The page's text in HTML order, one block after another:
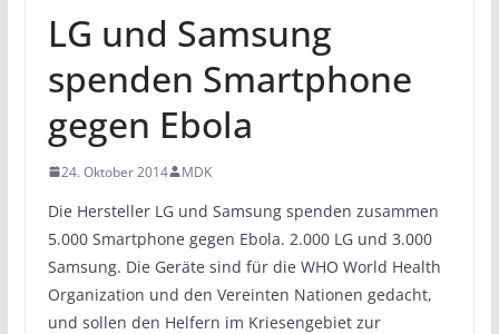
LG und Samsung
spenden Smartphone
gegen Ebola
24. Oktober 2014 MDK
Die Hersteller LG und Samsung spenden zusammen
5.000 Smartphone gegen Ebola. 2.000 LG und 3.000
Samsung. Die Geräte sind für die WHO World Health
Organization und den Vereinten Nationen gedacht,
und sollen den Helfern im Kriesengebiet zur